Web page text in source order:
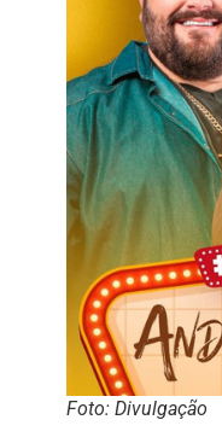
Foto: Divulgação